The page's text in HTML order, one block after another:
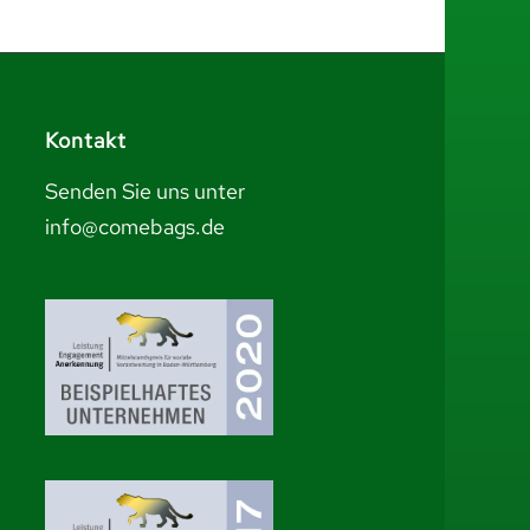
Kontakt
Senden Sie uns unter
info@comebags.de